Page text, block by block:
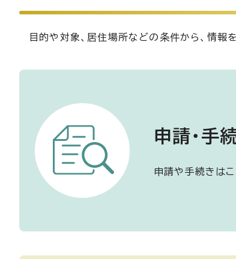
目的や対象、居住場所などの条件から、情報
申請・手
申請や手続きは